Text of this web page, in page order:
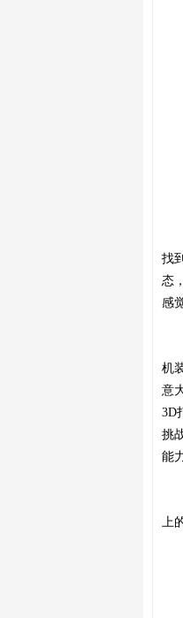
找
态
感
机
意
3D
挑
能
上